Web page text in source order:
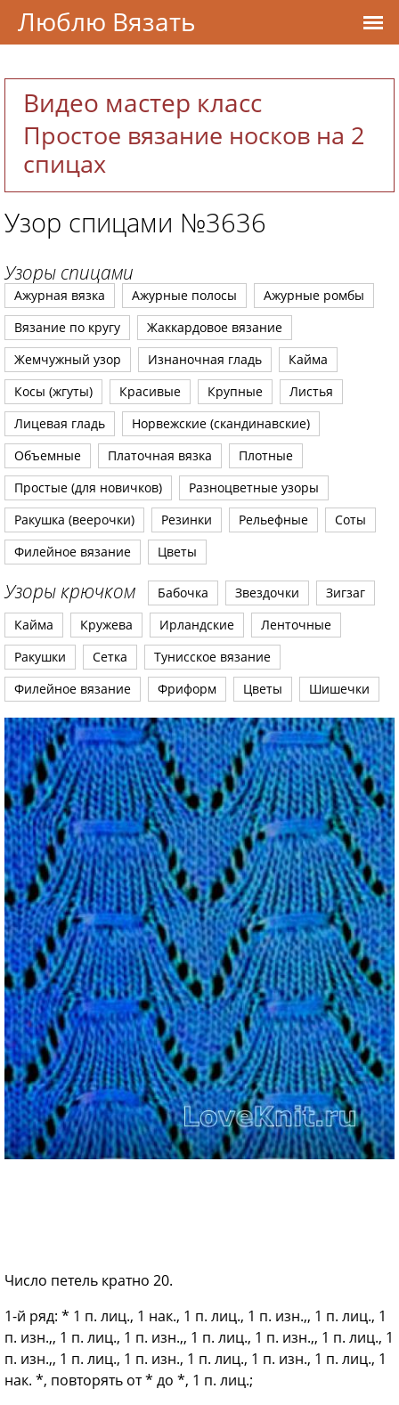
Видео мастер класс
Простое вязание носков на 2
спицах
Узор спицами №3636
Узоры спицами
Ажурная вязка Ажурные полосы
Ажурные ромбы
Вязание по кругу
Жаккардовое вязание
Жемчужный узор
Изнаночная гладь
Кайма
Косы (жгуты)
Красивые Крупные
Листья
Лицевая гладь
Норвежские (скандинавские)
Объемные
Платочная вязка
Плотные
Простые (для новичков)
Разноцветные узоры
Ракушка (веерочки)
Резинки Рельефные
Соты
Филейное вязание
Цветы
Узоры крючком Бабочка Звездочки
Зигзаг
Кайма
Кружева Ирландские
Ленточные
Ракушки
Сетка
Тунисское вязание
Филейное вязание
Фриформ Цветы Шишечки
Число петель кратно 20.
1-й ряд: * 1 п. лиц., 1 нак., 1 п. лиц., 1 п. изн.,, 1 п. лиц., 1
п. изн.,, 1 п. лиц., 1 п. изн.,, 1 п. лиц., 1 п. изн.,, 1 п. лиц., 1
п. изн.,, 1 п. лиц., 1 п. изн., 1 п. лиц., 1 п. изн., 1 п. лиц., 1
нак. *, повторять от * до *, 1 п. лиц.;
Люблю Вязать